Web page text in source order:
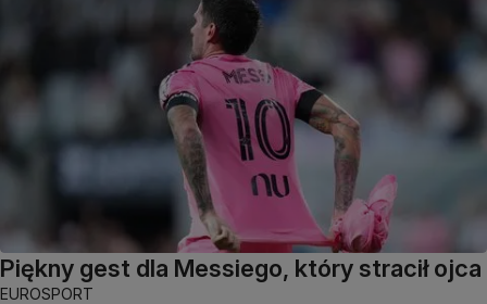
Piękny gest dla Messiego, który stracił ojca
EUROSPORT